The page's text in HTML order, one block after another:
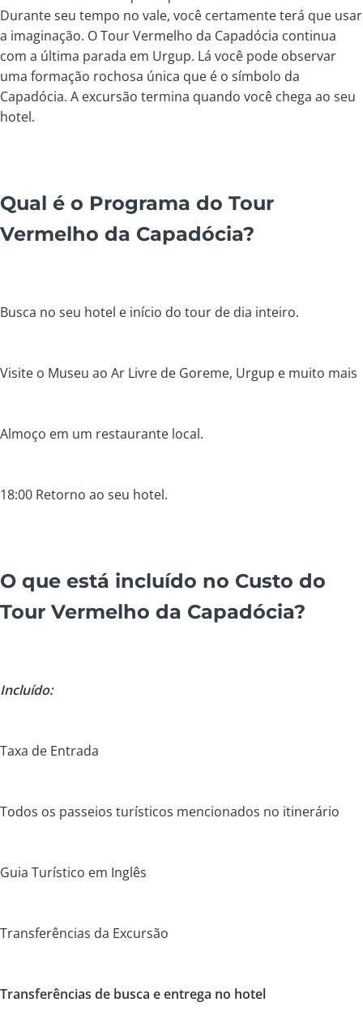
Durante seu tempo no vale, você certamente terá que usar
a imaginação. O Tour Vermelho da Capadócia continua
com a última parada em Urgup. Lá você pode observar
uma formação rochosa única que é o símbolo da
Capadócia. A excursão termina quando você chega ao seu
hotel.
Qual é o Programa do Tour
Vermelho da Capadócia?
Busca no seu hotel e início do tour de dia inteiro.
Visite o Museu ao Ar Livre de Goreme, Urgup e muito mais
Almoço em um restaurante local.
18:00 Retorno ao seu hotel.
O que está incluído no Custo do
Tour Vermelho da Capadócia?
Incluído:
Taxa de Entrada
Todos os passeios turísticos mencionados no itinerário
Guia Turístico em Inglês
Transferências da Excursão
Transferências de busca e entrega no hotel